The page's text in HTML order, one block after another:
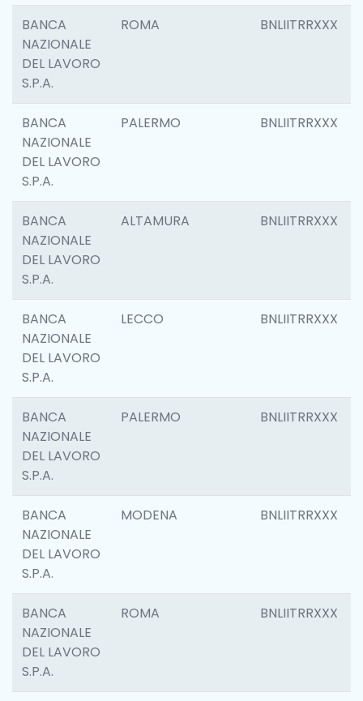
BANCA
NAZIONALE
DEL LAVORO
S.P.A.
ROMA BNLIITRRXXX
BANCA
NAZIONALE
DEL LAVORO
S.P.A.
PALERMO BNLIITRRXXX
BANCA
NAZIONALE
DEL LAVORO
S.P.A.
ALTAMURA BNLIITRRXXX
BANCA
NAZIONALE
DEL LAVORO
S.P.A.
LECCO BNLIITRRXXX
BANCA
NAZIONALE
DEL LAVORO
S.P.A.
PALERMO BNLIITRRXXX
BANCA
NAZIONALE
DEL LAVORO
S.P.A.
MODENA BNLIITRRXXX
BANCA
NAZIONALE
DEL LAVORO
S.P.A.
ROMA BNLIITRRXXX